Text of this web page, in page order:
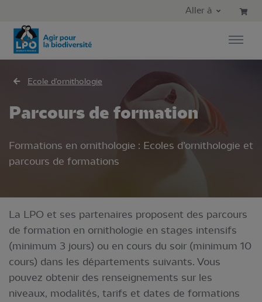
Aller au menu principal
Aller à
Ecole d'ornithologie
Parcours de formation
Formations en ornithologie : Ecoles d’ornithologie et
parcours de formations
La LPO et ses partenaires proposent des parcours
de formation en ornithologie en stages intensifs
(minimum 3 jours) ou en cours du soir (minimum 10
cours) dans les départements suivants. Vous
pouvez obtenir des renseignements sur les
niveaux, modalités, tarifs et dates de formations